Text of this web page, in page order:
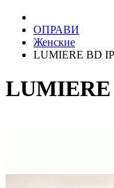
ОПРАВИ
Женские
LUMIERE BD
LUMIERE